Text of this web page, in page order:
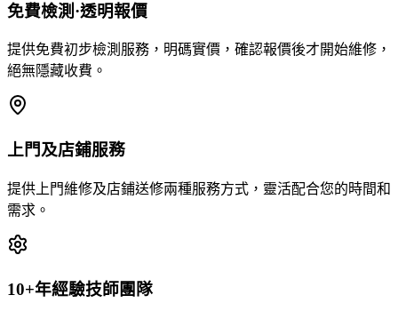
免費檢測·透明報價
提供免費初步檢測服務，明碼實價，確認報價後才開始維修，
絕無隱藏收費。
上門及店鋪服務
提供上門維修及店鋪送修兩種服務方式，靈活配合您的時間和
需求。
10+年經驗技師團隊